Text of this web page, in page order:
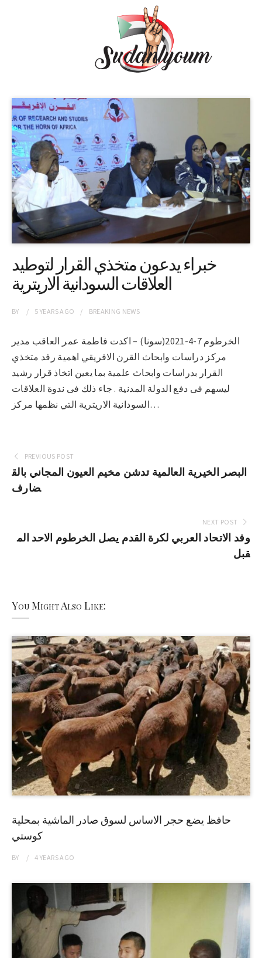
خبراء يدعون متخذي القرار لتوطيد
العلاقات السودانية الاريترية
BY 5 YEARSAGO BREAKING NEWS
الخرطوم 7-4-2021(سونا) – اكدت فاطمة عمر العاقب مدير
مركز دراسات وابحاث القرن الافريقي اهمية رفد متخذي
القرار بدراسات وابحاث علمية بما يعين اتخاذ قرار رشيد
ليسهم فى دفع الدولة المدنية . جاء ذلك فى ندوة العلاقات
السودانية الاريترية التي نظمها مركز…
PREVIOUS POST
البصر الخيرية العالمية تدشن مخيم العيون المجاني بالق
ضارف
NEXT POST
وفد الاتحاد العربي لكرة القدم يصل الخرطوم الاحد الم
قبل
You Might Also Like:
حافظ يضع حجر الاساس لسوق صادر الماشية بمحلية
كوستي
BY 4 YEARSAGO